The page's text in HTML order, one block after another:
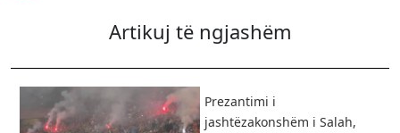
Artikuj të ngjashëm
Prezantimi i
jashtëzakonshëm i Salah,